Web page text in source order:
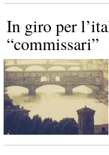
In giro per
“commissari”